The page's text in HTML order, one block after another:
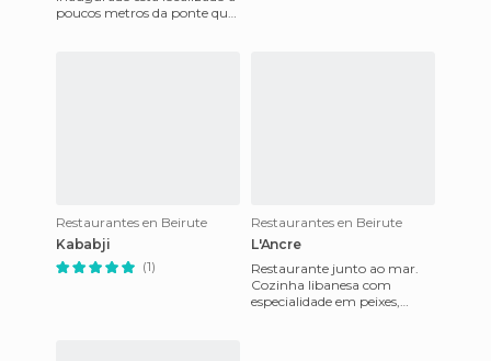
poucos metros da ponte que
Restaurantes en Beirute
Kababji
(1)
Restaurantes en Beirute
L'Ancre
Restaurante junto ao mar.
Cozinha libanesa com
especialidade em peixes,